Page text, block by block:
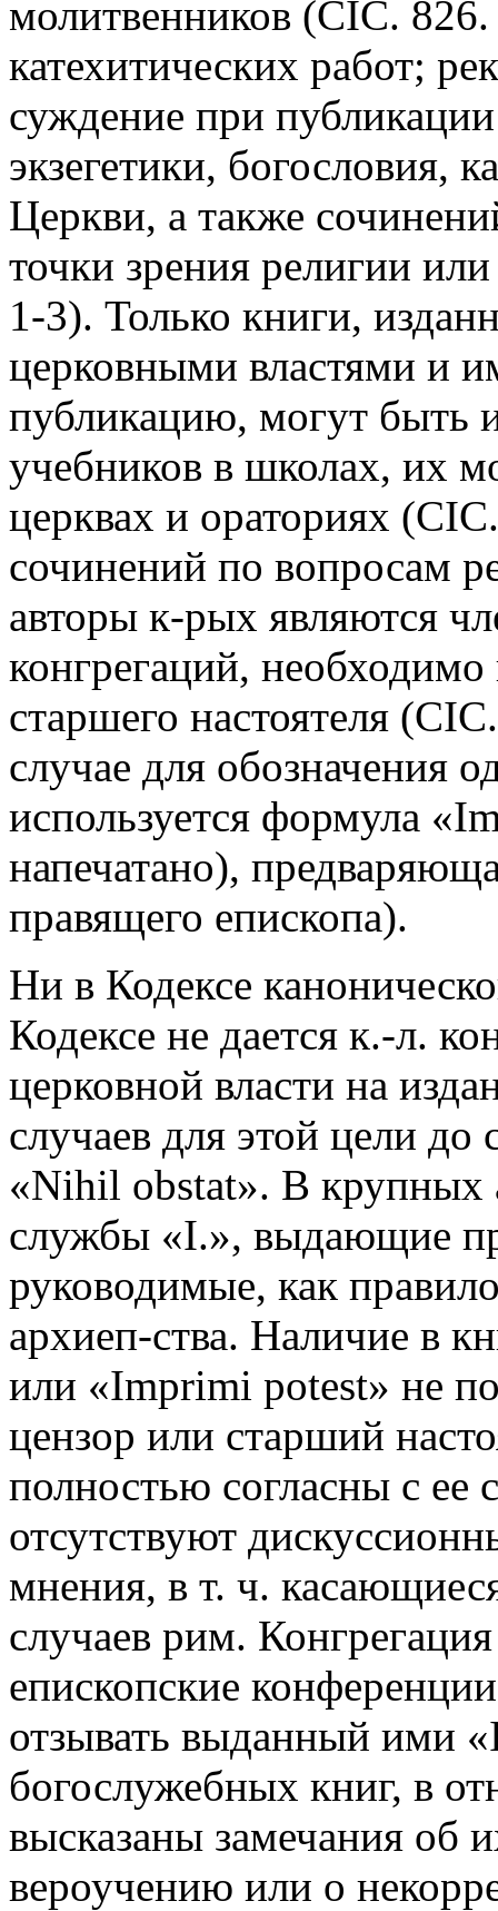
молитвенников (CIC.
катехитических работ;
суждение при
экзегетики, богословия,
Церкви, а также
точки зрения религии
1-3). Только книги,
церковными властями и
публикацию, могут быть
учебников в школах, их
церквах и ораториях
сочинений по вопросам
авторы к-рых являются
конгрегаций,
старшего настоятеля
случае для обозначения
используется формула
напечатано),
правящего епископа).
Ни в Кодексе
Кодексе не дается к.-л.
церковной власти на
случаев для этой цели
«Nihil obstat». В крупных
службы «I.», выдающие
руководимые, как
архиеп-ства. Наличие в
или «Imprimi potest» не
цензор или старший
полностью согласны с ее
отсутствуют
мнения, в т. ч.
случаев рим.
епископские
отзывать выданный ими
богослужебных книг, в
высказаны замечания об
вероучению или о